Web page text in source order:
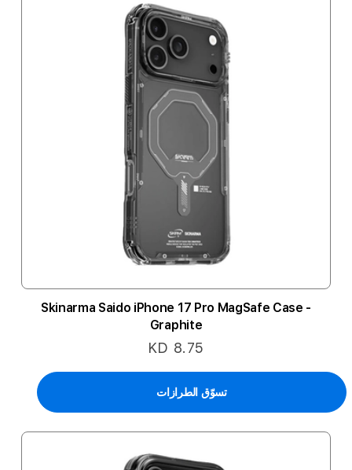
Skinarma Saido iPhone 17 Pro MagSafe Case -
Graphite
KD 8.75
تسوّق الطرازات